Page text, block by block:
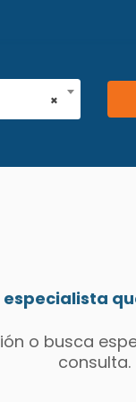
×
o busca
consulta.